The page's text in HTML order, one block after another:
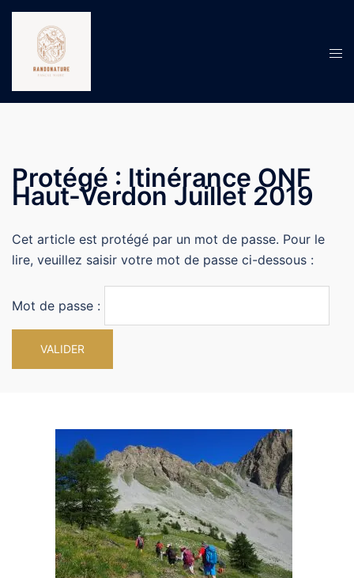
Protégé : Itinérance ONF
Haut-Verdon Juillet 2019
Cet article est protégé par un mot de passe. Pour le
lire, veuillez saisir votre mot de passe ci-dessous :
Mot de passe :